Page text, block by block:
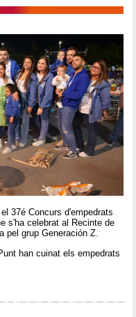
37é Concurs d'empedrats
s'ha celebrat al Recinte de
pel grup Generación Z.
han cuinat els empedrats